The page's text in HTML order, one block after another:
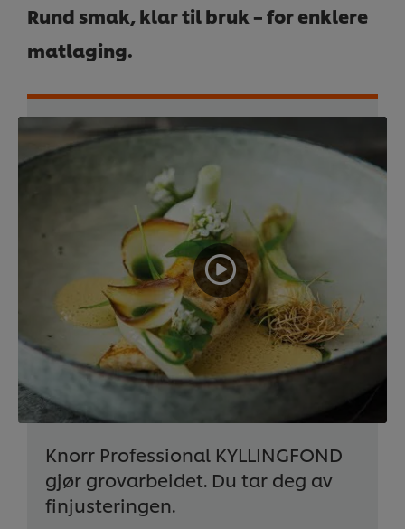
Rund smak, klar til bruk – for enklere
matlaging.
Knorr Professional KYLLINGFOND
gjør grovarbeidet. Du tar deg av
finjusteringen.